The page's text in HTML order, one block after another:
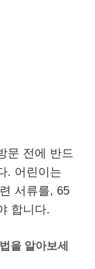
문 전에 반드
. 어린이는
서류를, 65
합니다.
을 알아보세